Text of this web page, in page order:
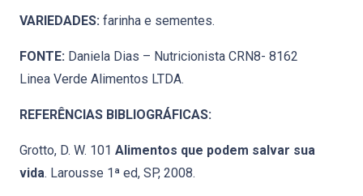
VARIEDADES: farinha e sementes.
FONTE: Daniela Dias – Nutricionista CRN8- 8162
Linea Verde Alimentos LTDA.
REFERÊNCIAS BIBLIOGRÁFICAS:
Grotto, D. W. 101 Alimentos que podem salvar sua
vida. Larousse 1ª ed, SP, 2008.